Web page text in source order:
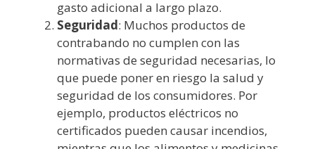
gasto adicional a largo plazo.
Seguridad: Muchos productos de
contrabando no cumplen con las
normativas de seguridad necesarias, lo
que puede poner en riesgo la salud y
seguridad de los consumidores. Por
ejemplo, productos eléctricos no
certificados pueden causar incendios,